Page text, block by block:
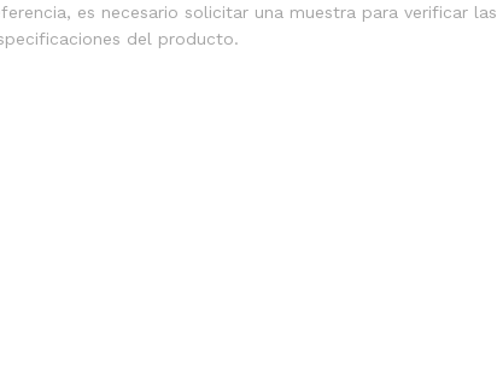
es necesario solicitar una muestra para verificar las
del producto.